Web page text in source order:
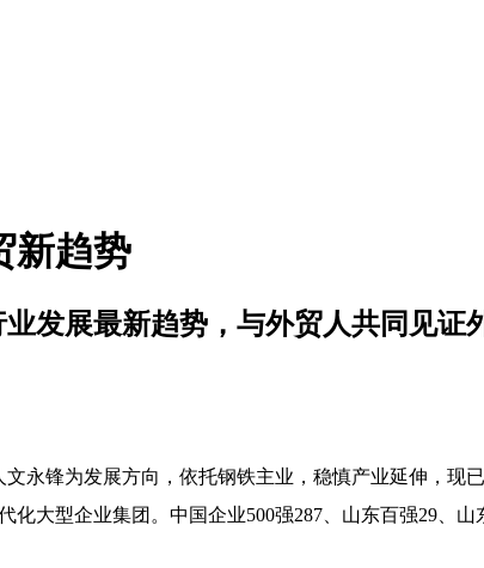
新趋势
发展最新趋势，与外贸人共同见证
永锋为发展方向，依托钢铁主业，稳慎产业延伸，现
大型企业集团。中国企业500强287、山东百强29、山